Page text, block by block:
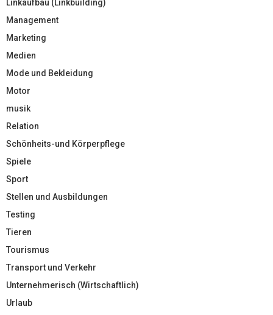
Linkaufbau (Linkbuilding)
Management
Marketing
Medien
Mode und Bekleidung
Motor
musik
Relation
Schönheits-und Körperpflege
Spiele
Sport
Stellen und Ausbildungen
Testing
Tieren
Tourismus
Transport und Verkehr
Unternehmerisch (Wirtschaftlich)
Urlaub